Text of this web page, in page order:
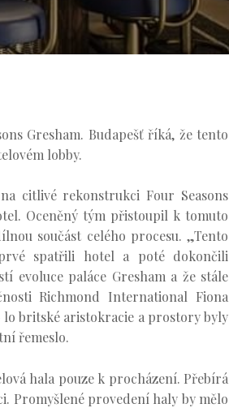
Gresham. Budapešť říká, že tento
lobby.
citlivé rekonstrukci Four Seasons
Oceněný tým přistoupil k tomuto
součást celého procesu. „Tento
spatřili hotel a poté dokončili
evoluce paláce Gresham a že stále
Richmond International Fiona
lo britské aristokracie a prostory byly
řemeslo.
hala pouze k procházení. Přebírá
Promyšlené provedení haly by mělo